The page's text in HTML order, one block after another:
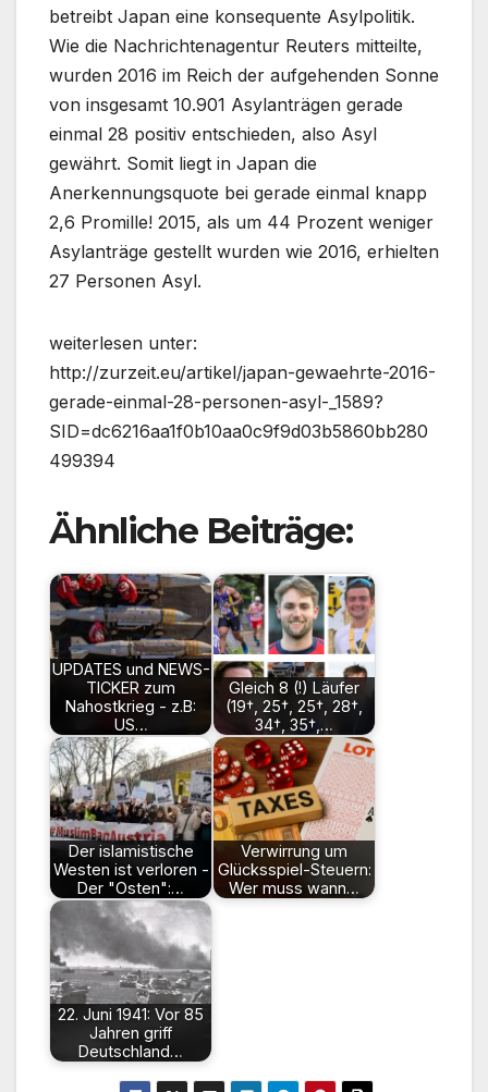
betreibt Japan eine konsequente Asylpolitik.
Wie die Nachrichtenagentur Reuters mitteilte,
wurden 2016 im Reich der aufgehenden Sonne
von insgesamt 10.901 Asylanträgen gerade
einmal 28 positiv entschieden, also Asyl
gewährt. Somit liegt in Japan die
Anerkennungsquote bei gerade einmal knapp
2,6 Promille! 2015, als um 44 Prozent weniger
Asylanträge gestellt wurden wie 2016, erhielten
27 Personen Asyl.
weiterlesen unter:
http://zurzeit.eu/artikel/japan-gewaehrte-2016-
gerade-einmal-28-personen-asyl-_1589?
SID=dc6216aa1f0b10aa0c9f9d03b5860bb280
499394
Ähnliche Beiträge:
UPDATES und NEWS-
TICKER zum
Nahostkrieg - z.B:
US…
Gleich 8 (!) Läufer
(19†, 25†, 25†, 28†,
34†, 35†,…
Der islamistische
Westen ist verloren -
Der "Osten":…
Verwirrung um
Glücksspiel-Steuern:
Wer muss wann…
22. Juni 1941: Vor 85
Jahren griff
Deutschland…